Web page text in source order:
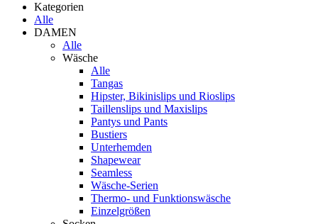
Kategorien
Alle
DAMEN
Alle
Wäsche
Alle
Tangas
Hipster, Bikinislips und Rioslips
Taillenslips und Maxislips
Pantys und Pants
Bustiers
Unterhemden
Shapewear
Seamless
Wäsche-Serien
Thermo- und Funktionswäsche
Einzelgrößen